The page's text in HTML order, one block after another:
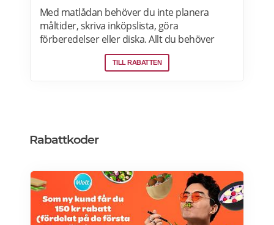
Med matlådan behöver du inte planera
måltider, skriva inköpslista, göra
förberedelser eller diska. Allt du behöver
göra är att värma maten och så är det
färdigt för servering! Betterfeast handlar,
flambée med crème fraiche, bacon och lök.
Läs mer om rabatter på din första matlåda
TILL RABATTEN
Rabattkoder